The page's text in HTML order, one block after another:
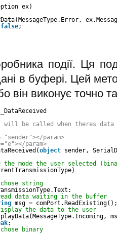
ex)
false;
події. Ця
в буфері. Цей
він виконує точно
will be called when theres
param>
param>
object sender,
the mode the user selected
string
data waiting in the buffer
msg = comPort.ReadExisting();
the data to the user
;
binary